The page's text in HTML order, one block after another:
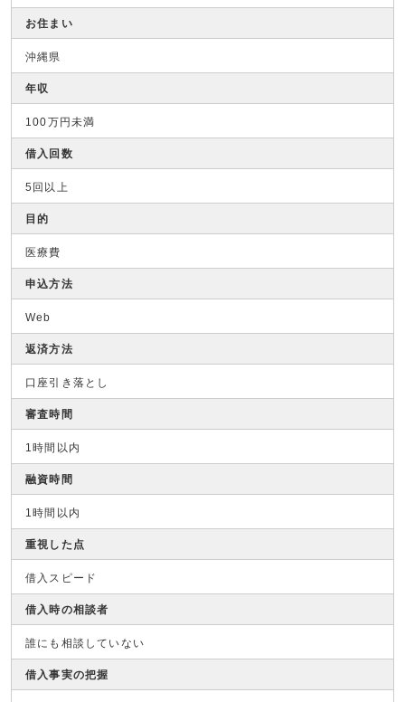
お住まい
沖縄県
年収
100万円未満
借入回数
5回以上
目的
医療費
申込方法
Web
返済方法
口座引き落とし
審査時間
1時間以内
融資時間
1時間以内
重視した点
借入スピード
借入時の相談者
誰にも相談していない
借入事実の把握